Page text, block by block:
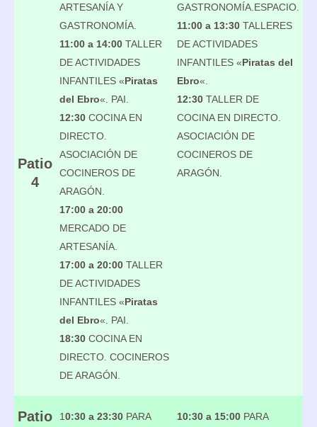
Patio
4
ARTESANÍA Y
GASTRONOMÍA.
11:00 a 14:00 TALLER
DE ACTIVIDADES
INFANTILES «Piratas
del Ebro«. PAI.
12:30 COCINA EN
DIRECTO.
ASOCIACIÓN DE
COCINEROS DE
ARAGÓN.
17:00 a 20:00
MERCADO DE
ARTESANÍA.
17:00 a 20:00 TALLER
DE ACTIVIDADES
INFANTILES «Piratas
del Ebro«. PAI.
18:30 COCINA EN
DIRECTO. COCINEROS
DE ARAGÓN.
GASTRONOMÍA.ESPACIO.
11:00 a 13:30 TALLERES
DE ACTIVIDADES
INFANTILES «Piratas del
Ebro«.
12:30 TALLER DE
COCINA EN DIRECTO.
ASOCIACIÓN DE
COCINEROS DE
ARAGÓN.
Patio
10:30 a 23:30 PARA 10:30 a 15:00 PARA